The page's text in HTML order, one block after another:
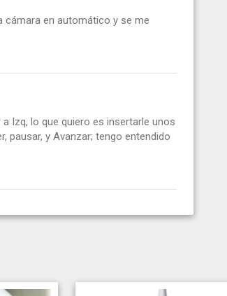
cámara en automático y se me
Izq, lo que quiero es insertarle unos
pausar, y Avanzar; tengo entendido